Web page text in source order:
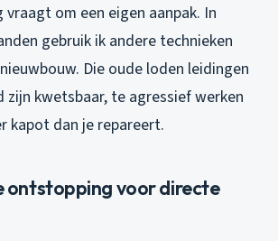
vraagt om een eigen aanpak. In
gebruik ik andere technieken
Die oude loden leidingen
zijn kwetsbaar, te agressief werken
kapot dan je repareert.
ontstopping voor directe